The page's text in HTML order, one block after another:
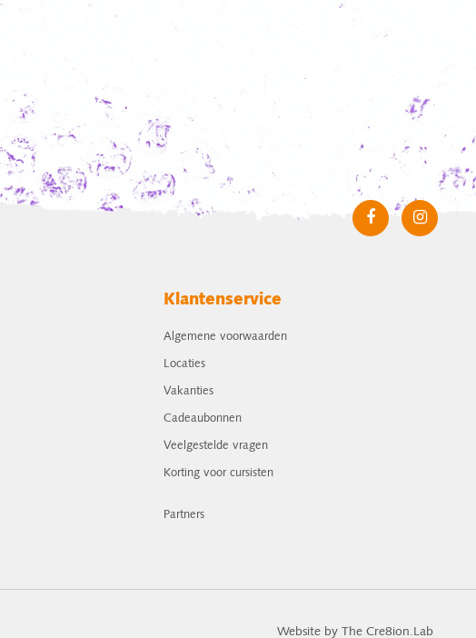
Klantenservice
Algemene voorwaarden
Locaties
Vakanties
Cadeaubonnen
Veelgestelde vragen
Korting voor cursisten
Partners
Website by The Cre8ion.Lab